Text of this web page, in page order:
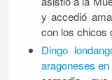
y accedió
con los chicos
Dingo
aragoneses